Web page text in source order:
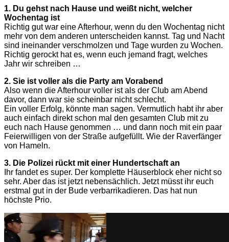
1. Du gehst nach Hause und weißt nicht, welcher
Wochentag ist
Richtig gut war eine Afterhour, wenn du den Wochentag nicht
mehr von dem anderen unterscheiden kannst. Tag und Nacht
sind ineinander verschmolzen und Tage wurden zu Wochen.
Richtig gerockt hat es, wenn euch jemand fragt, welches
Jahr wir schreiben …
2. Sie ist voller als die Party am Vorabend
Also wenn die Afterhour voller ist als der Club am Abend
davor, dann war sie scheinbar nicht schlecht.
Ein voller Erfolg, könnte man sagen. Vermutlich habt ihr aber
auch einfach direkt schon mal den gesamten Club mit zu
euch nach Hause genommen … und dann noch mit ein paar
Feierwilligen von der Straße aufgefüllt. Wie der Raverfänger
von Hameln.
3. Die Polizei rückt mit einer Hundertschaft an
Ihr fandet es super. Der komplette Häuserblock eher nicht so
sehr. Aber das ist jetzt nebensächlich. Jetzt müsst ihr euch
erstmal gut in der Bude verbarrikadieren. Das hat nun
höchste Prio.